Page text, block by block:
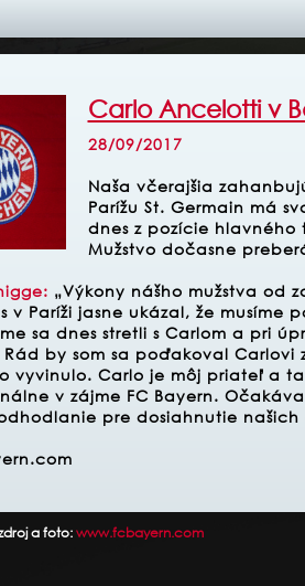
Carlo Ancelotti v
28/09/2017
Naša včerajšia
Parížu St. Germain má
dnes z pozície
Mužstvo dočasne
„Výkony nášho mužstva od
Paríži jasne ukázal, že musíme
sa dnes stretli s Carlom a pri
by som sa poďakoval
vyvinulo. Carlo je môj priateľ a
v zájme FC Bayern.
pre dosiahnutie našich
a foto:www.fcbayern.com